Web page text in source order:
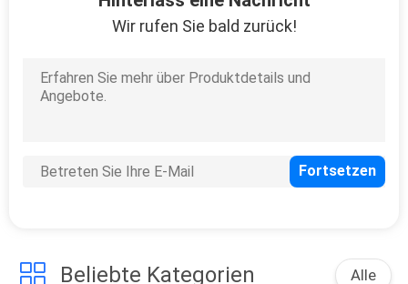
FORDERN
ZITAT
SITEMAP
Wir rufen Sie bald zurück!
Beliebte Kategorien Alle